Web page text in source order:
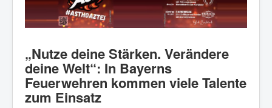
„Nutze deine Stärken. Verändere
deine Welt“: In Bayerns
Feuerwehren kommen viele Talente
zum Einsatz